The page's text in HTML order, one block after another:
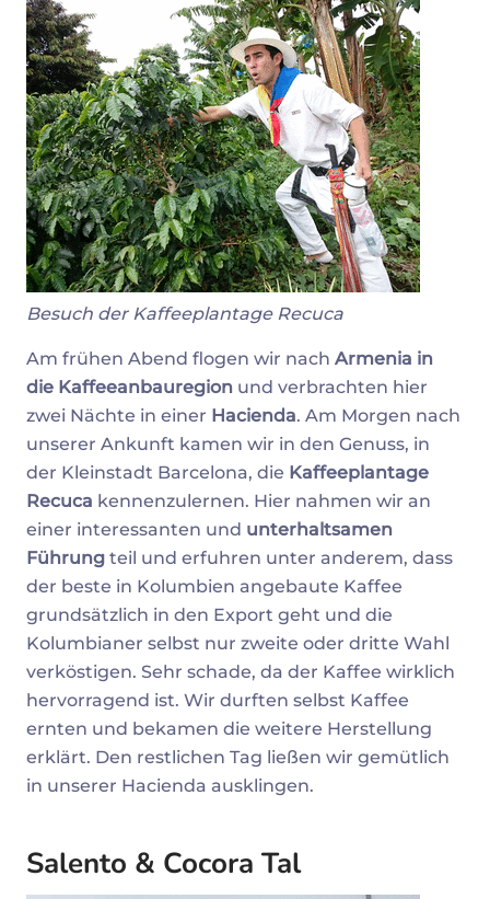
Besuch der Kaffeeplantage Recuca
Am frühen Abend flogen wir nach Armenia in
die Kaffeeanbauregion und verbrachten hier
zwei Nächte in einer Hacienda. Am Morgen nach
unserer Ankunft kamen wir in den Genuss, in
der Kleinstadt Barcelona, die Kaffeeplantage
Recuca kennenzulernen. Hier nahmen wir an
einer interessanten und unterhaltsamen
Führung teil und erfuhren unter anderem, dass
der beste in Kolumbien angebaute Kaffee
grundsätzlich in den Export geht und die
Kolumbianer selbst nur zweite oder dritte Wahl
verköstigen. Sehr schade, da der Kaffee wirklich
hervorragend ist. Wir durften selbst Kaffee
ernten und bekamen die weitere Herstellung
erklärt. Den restlichen Tag ließen wir gemütlich
in unserer Hacienda ausklingen.
Salento & Cocora Tal